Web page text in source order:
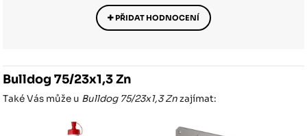
PŘIDAT HODNOCENÍ
Bulldog 75/23x1,3 Zn
Také Vás může u Bulldog 75/23x1,3 Znzajímat: